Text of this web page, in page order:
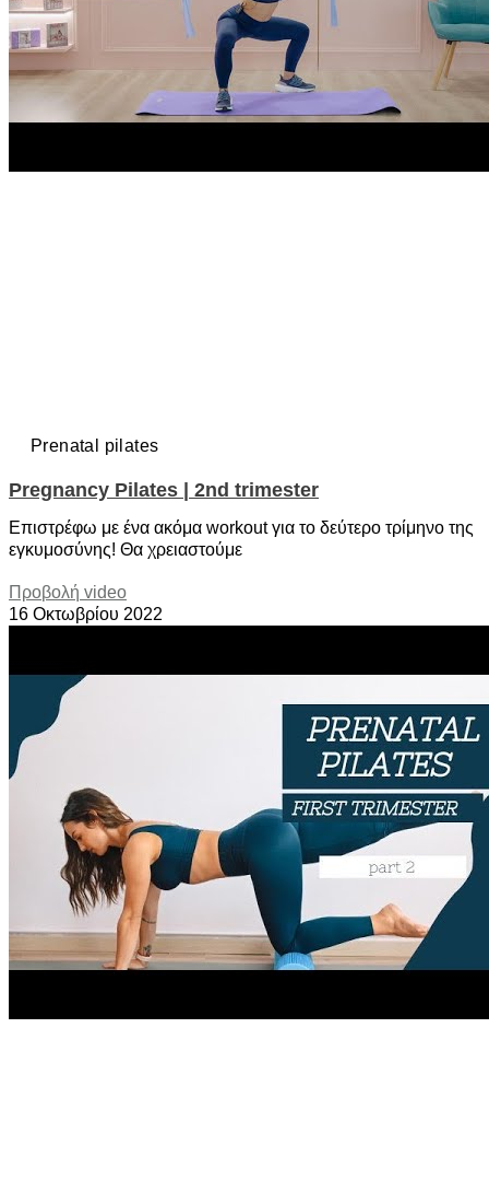
Prenatal pilates
Pregnancy Pilates | 2nd trimester
Επιστρέφω με ένα ακόμα workout για το δεύτερο τρίμηνο της
εγκυμοσύνης! Θα χρειαστούμε
Προβολή video
16 Οκτωβρίου 2022